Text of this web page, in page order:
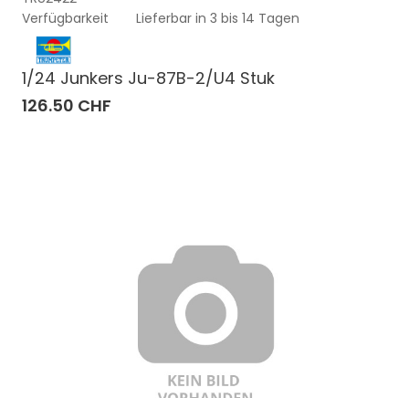
Verfügbarkeit
Lieferbar in 3 bis 14 Tagen
1/24 Junkers Ju-87B-2/U4 Stuk
126.50 CHF